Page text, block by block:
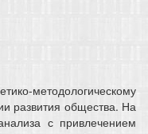
методологическому
развития общества. На
с привлечением